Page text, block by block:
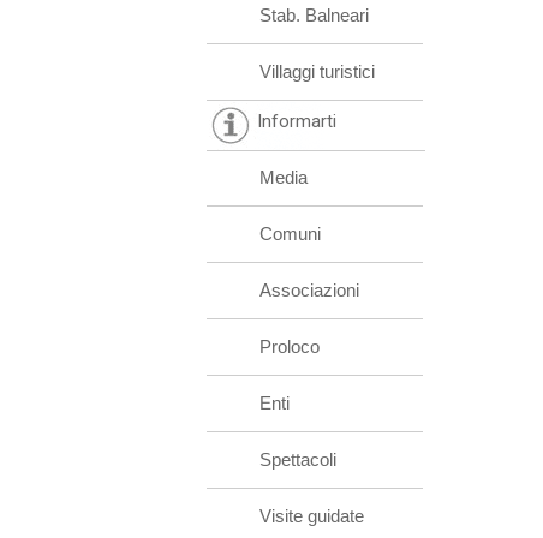
Stab. Balneari
Villaggi turistici
Informarti
Media
Comuni
Associazioni
Proloco
Enti
Spettacoli
Visite guidate